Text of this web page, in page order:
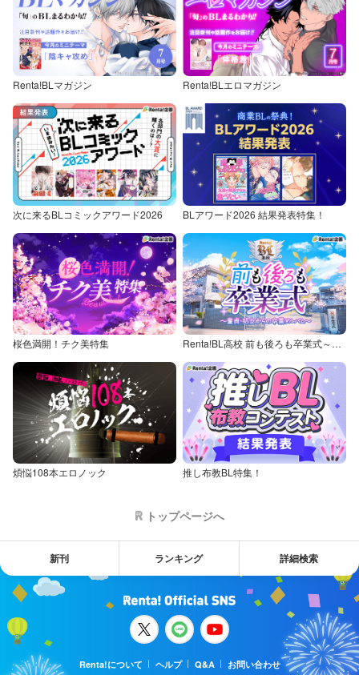
Renta!BLマガジン Renta!BLエロマガジン
次に来るBLコミックアワード2026 BLアワード2026 結果発表特集！
桜色満開！チク美特集 Renta!BL高校 前も後ろも卒業式～童貞・処女からの卒業アルバム～
煩悩108本エロノック 推し布教BL特集！
トップページへ
新刊 ランキング 詳細検索
Renta!について ヘルプ Q&A お問い合わせ